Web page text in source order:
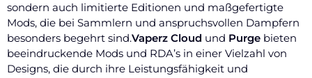
sondern auch limitierte Editionen und maßgefertigte
Mods, die bei Sammlern und anspruchsvollen Dampfern
besonders begehrt sind.Vaperz Cloud und Purge bieten
beeindruckende Mods und RDA’s in einer Vielzahl von
Designs, die durch ihre Leistungsfähigkeit und